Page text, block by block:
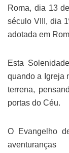
Roma, dia 13
século VIII, dia
adotada em
Esta
quando a Igreja
terrena,
portas do Céu.
O Evangelho
aventuranças